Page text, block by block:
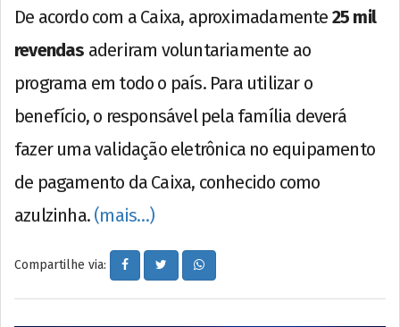
De acordo com a Caixa, aproximadamente 25 mil
revendas aderiram voluntariamente ao
programa em todo o país. Para utilizar o
benefício, o responsável pela família deverá
fazer uma validação eletrônica no equipamento
de pagamento da Caixa, conhecido como
azulzinha. (mais…)
Compartilhe via: